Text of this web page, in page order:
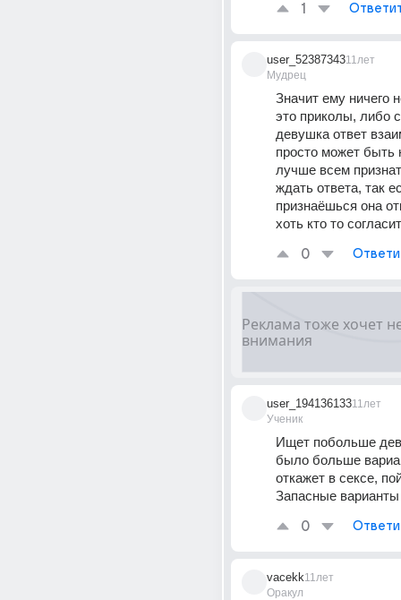
1
user_52387343
Мудрец
11лет
Значит ему ничего
это приколы, либо
девушка ответ
просто может быть
лучше всем
ждать ответа, так
признаёшься она
хоть кто то
0
user_194136133
Ученик
11лет
Ищет побольше
было больше
откажет в сексе,
Запасные варианты
0
vacekk
Оракул
11лет